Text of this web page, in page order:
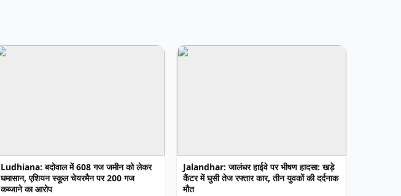
Ludhiana: बदोवाल में 608 गज जमीन को लेकर
घमासान, एशियन स्कूल चेयरमैन पर 200 गज
कब्जाने का आरोप
Jalandhar: जालंधर हाईवे पर भीषण हादसा: खड़े
कैंटर में घुसी तेज रफ्तार कार, तीन युवकों की दर्दनाक
मौत